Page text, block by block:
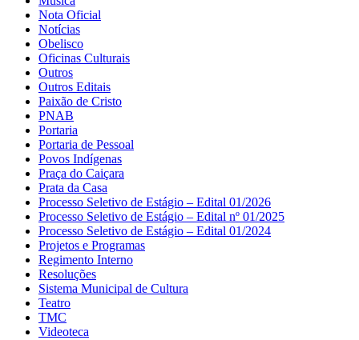
Nota Oficial
Notícias
Obelisco
Oficinas Culturais
Outros
Outros Editais
Paixão de Cristo
PNAB
Portaria
Portaria de Pessoal
Povos Indígenas
Praça do Caiçara
Prata da Casa
Processo Seletivo de Estágio – Edital 01/2026
Processo Seletivo de Estágio – Edital nº 01/2025
Processo Seletivo de Estágio – Edital 01/2024
Projetos e Programas
Regimento Interno
Resoluções
Sistema Municipal de Cultura
Teatro
TMC
Videoteca